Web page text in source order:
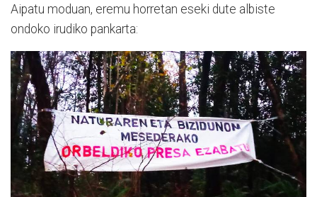
Aipatu moduan, eremu horretan eseki dute albiste
ondoko irudiko pankarta: